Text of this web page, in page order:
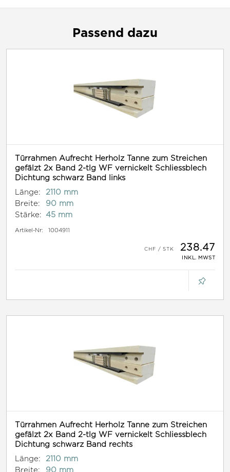
Passend dazu
Türrahmen Aufrecht Herholz Tanne zum Streichen
gefälzt 2x Band 2-tlg WF vernickelt Schliessblech
Dichtung schwarz Band links
Länge:
2110 mm
Breite:
90 mm
Stärke:
45 mm
Artikel-Nr: 1004911
238.47
INKL. MWST
Türrahmen Aufrecht Herholz Tanne zum Streichen
gefälzt 2x Band 2-tlg WF vernickelt Schliessblech
Dichtung schwarz Band rechts
Länge:
2110 mm
Breite:
90 mm